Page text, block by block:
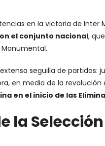
en la victoria de
el conjunto nacional,
seguilla de
en medio de la revolución
en el inicio de las
la